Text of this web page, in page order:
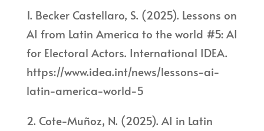
1. Becker Castellaro, S. (2025). Lessons on
AI from Latin America to the world #5: AI
for Electoral Actors. International IDEA.
https://www.idea.int/news/lessons-ai-
latin-america-world-5
2. Cote-Muñoz, N. (2025). AI in Latin